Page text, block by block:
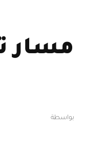
مسار
بواسطة